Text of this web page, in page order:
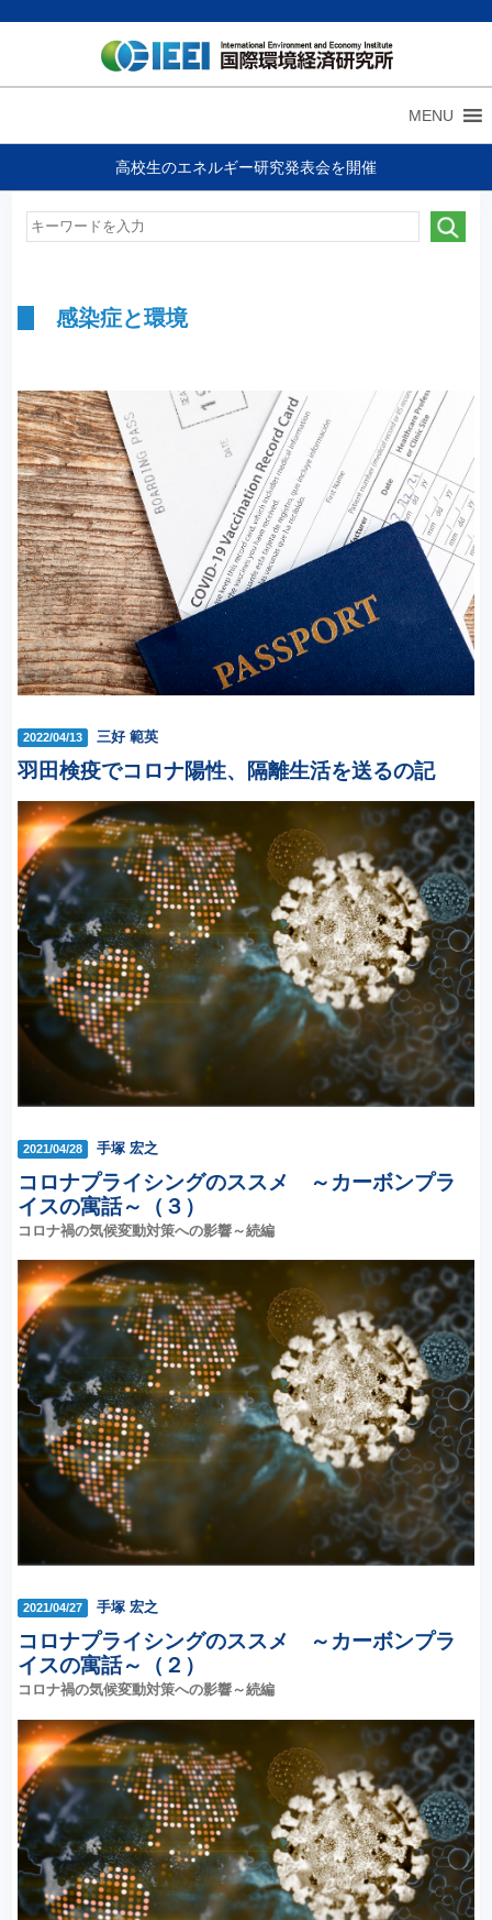
MENU
高校生のエネルギー研究発表会を開催
感染症と環境
2022/04/13 三好 範英
羽田検疫でコロナ陽性、隔離生活を送るの記
2021/04/28 手塚 宏之
コロナプライシングのススメ ～カーボンプラ
イスの寓話～（３）
コロナ禍の気候変動対策への影響～続編
2021/04/27 手塚 宏之
コロナプライシングのススメ ～カーボンプラ
イスの寓話～（２）
コロナ禍の気候変動対策への影響～続編